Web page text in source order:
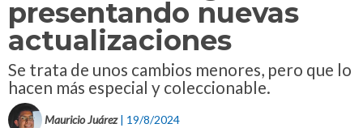
presentando nuevas
actualizaciones
Se trata de unos cambios menores, pero que lo
hacen más especial y coleccionable.
Mauricio Juárez | 19/8/2024